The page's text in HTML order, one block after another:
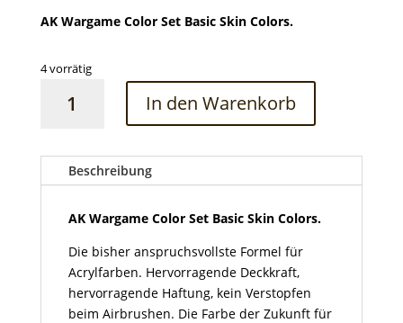
AK Wargame Color Set Basic Skin Colors.
4 vorrätig
Wargame
Basic
Skin
Colors
In den Warenkorb
Beschreibung
AK Wargame Color Set Basic Skin Colors.
Die bisher anspruchsvollste Formel für
Acrylfarben. Hervorragende Deckkraft,
hervorragende Haftung, kein Verstopfen
beim Airbrushen. Die Farbe der Zukunft für